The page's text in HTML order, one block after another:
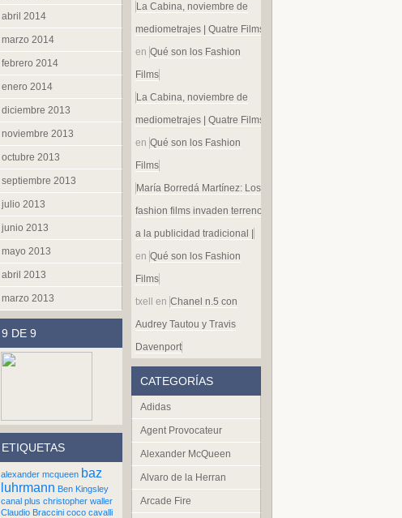
abril 2014
marzo 2014
febrero 2014
enero 2014
diciembre 2013
noviembre 2013
octubre 2013
septiembre 2013
julio 2013
junio 2013
mayo 2013
abril 2013
marzo 2013
9 DE 9
ETIQUETAS
alexander mcqueen baz
luhrmann Ben Kingsley
canal plus christopher waller
Claudio Braccini coco cavalli
La Cabina, noviembre de
mediometrajes | Quatre Films
en Qué son los Fashion
Films
La Cabina, noviembre de
mediometrajes | Quatre Films
en Qué son los Fashion
Films
María Borredá Martínez: Los
fashion films invaden terreno
a la publicidad tradicional |
en Qué son los Fashion
Films
txell
en Chanel n.5 con
Audrey Tautou y Travis
Davenport
CATEGORÍAS
Adidas
Agent Provocateur
Alexander McQueen
Alvaro de la Herran
Arcade Fire